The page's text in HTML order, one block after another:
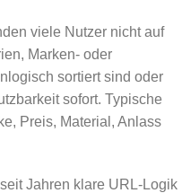
viele Nutzer nicht auf
Marken- oder
sortiert sind oder
sofort. Typische
Preis, Material, Anlass
Jahren klare URL-Logik